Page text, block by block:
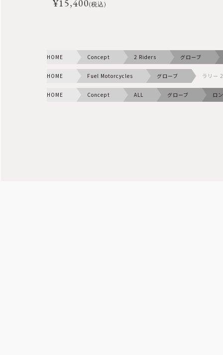
¥15,400(税込)
HOME Concept 2 Riders グローブ
HOME Fuel Motorcycles グローブ ラリー
HOME Concept ALL グローブ ロ